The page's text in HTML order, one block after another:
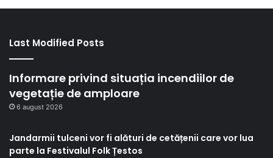
Last Modified Posts
Informare privind situația incendiilor de
vegetație de amploare
6 august 2026
Jandarmii tulceni vor fi alături de cetățenii care vor lua
parte la Festivalul Folk Țestos